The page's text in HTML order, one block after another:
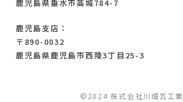
鹿児島県垂水市高城784-7
鹿児島支店：
〒890-0032
鹿児島県鹿児島市西陵3丁目25-3
©2024 株式会社川畑瓦工業